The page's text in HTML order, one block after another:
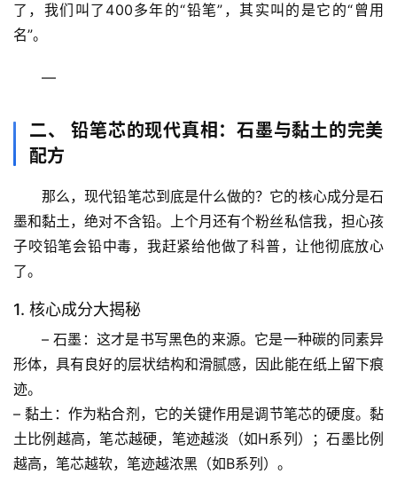
了，我们叫了400多年的“铅笔”，其实叫的是它的“曾用
名”。
—
二、 铅笔芯的现代真相：石墨与黏土的完美
配方
那么，现代铅笔芯到底是什么做的？ 它的核心成分是石
墨和黏土，绝对不含铅。上个月还有个粉丝私信我，担心孩
子咬铅笔会铅中毒，我赶紧给他做了科普，让他彻底放心
了。
1. 核心成分大揭秘
– 石墨 ：这才是书写黑色的来源。它是一种碳的同素异
形体，具有良好的层状结构和滑腻感，因此能在纸上留下痕
迹。
– 黏土 ：作为粘合剂，它的关键作用是调节笔芯的硬度。黏
土比例越高，笔芯越硬，笔迹越淡（如H系列）；石墨比例
越高，笔芯越软，笔迹越浓黑（如B系列）。